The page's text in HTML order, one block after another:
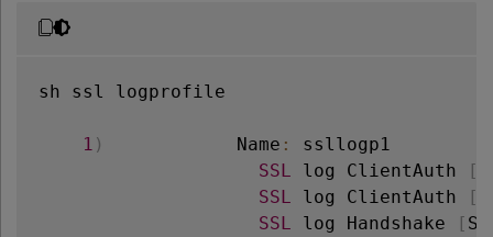
sh ssl logprofile
1 )
            Name
:
ssllogp1
SSL
log ClientAuth [
SSL
log ClientAuth [
SSL
log Handshake [